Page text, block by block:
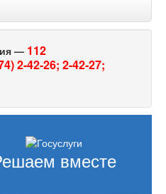
— 112
2-42-26; 2-42-27;
вместе